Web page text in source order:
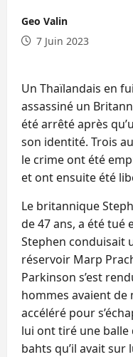
Geo Valin
7 Juin 2023
Un Thaïlandais en
assassiné un
été arrêté après
son identité. Trois
le crime ont été
et ont ensuite été
Le britannique
de 47 ans, a été tué
Stephen conduisait
réservoir Marp
Parkinson s’est
hommes avaient de
accéléré pour
lui ont tiré une balle
bahts qu’il avait sur